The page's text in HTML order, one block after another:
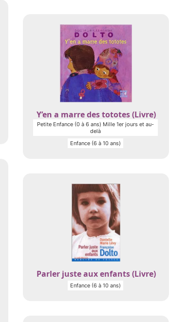
Y’en a marre des tototes (Livre)
Petite Enfance (0 à 6 ans) Mille 1er jours et au-
delà
Enfance (6 à 10 ans)
Parler juste aux enfants (Livre)
Enfance (6 à 10 ans)